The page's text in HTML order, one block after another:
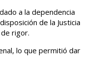
a la dependencia
de la Justicia
rigor.
lo que permitió dar